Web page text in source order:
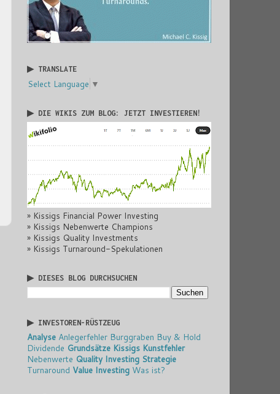
▶ TRANSLATE
Select Language ▼
▶ DIE WIKIS ZUM BLOG: JETZT INVESTIEREN!
» Kissigs Financial Power Investing
» Kissigs Nebenwerte Champions
» Kissigs Quality Investments
» Kissigs Turnaround-Spekulationen
▶ DIESES BLOG DURCHSUCHEN
▶ INVESTOREN-RÜSTZEUG
Analyse Anlegerfehler Burggraben Buy & Hold
Dividende Grundsätze Kissigs Kunstfehler
Nebenwerte Quality Investing Strategie
Turnaround Value Investing Was ist?